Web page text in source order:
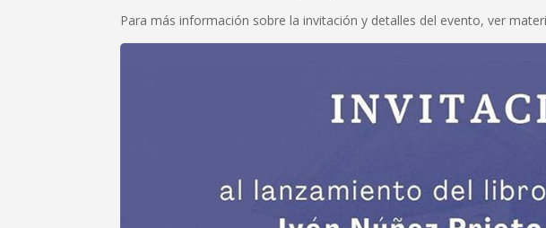
Para más información sobre la invitación y detalles del evento, ver